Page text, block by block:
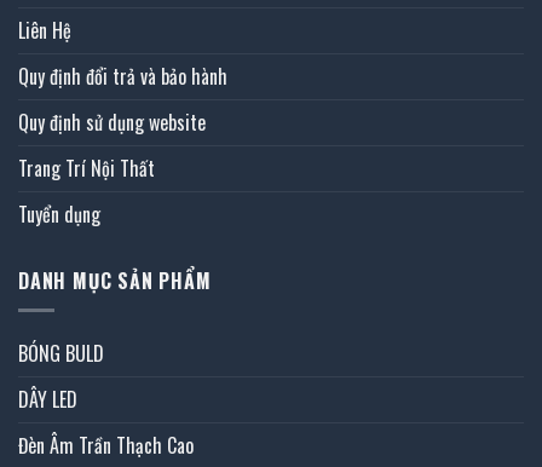
Liên Hệ
Quy định đổi trả và bảo hành
Quy định sử dụng website
Trang Trí Nội Thất
Tuyển dụng
DANH MỤC SẢN PHẨM
BÓNG BULD
DÂY LED
Đèn Âm Trần Thạch Cao